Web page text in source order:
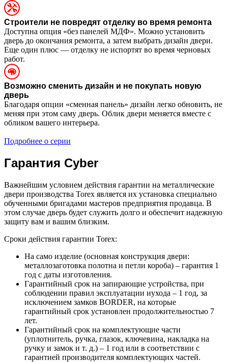
Строители не повредят отделку во время ремонта
Доступна опция «без панелей МДФ». Можно установить
дверь до окончания ремонта, а затем выбрать дизайн двери.
Еще один плюс — отделку не испортят во время черновых
работ.
Возможно сменить дизайн и не покупать новую
дверь
Благодаря опции «сменная панель» дизайн легко обновить, не
меняя при этом саму дверь. Облик двери меняется вместе с
обликом вашего интерьера.
Подробнее о серии
Гарантия Cyber
Важнейшим условием действия гарантии на металлические
двери производства Torex является их установка специально
обученными бригадами мастеров предприятия продавца. В
этом случае дверь будет служить долго и обеспечит надежную
защиту вам и вашим близким.
Сроки действия гарантии Torex:
На само изделие (основная конструкция двери:
металлозаготовка полотна и петли короба) – гарантия 1
год с даты изготовления.
Гарантийный срок на запирающие устройства, при
соблюдении правил эксплуатации иухода – 1 год, за
исключением замков BORDER, на которые
гарантийный срок установлен продолжительностью 7
лет.
Гарантийный срок на комплектующие части
(уплотнитель, ручка, глазок, ключевина, накладка на
ручку и замок и т. д.) – 1 год или в соответствии с
гарантией производителя комплектующих частей.